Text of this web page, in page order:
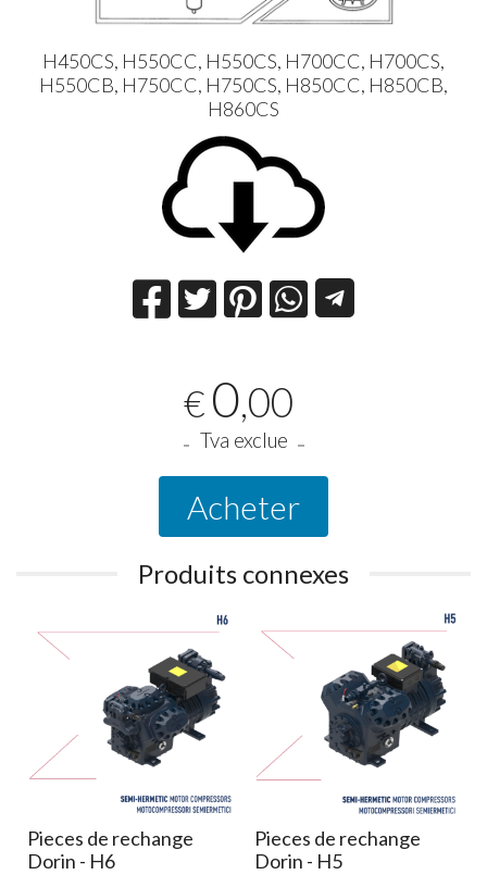
H450CS, H550CC, H550CS, H700CC, H700CS,
H550CB, H750CC, H750CS, H850CC, H850CB,
H860CS
€0,00
Tva exclue
Acheter
Produits connexes
Pieces de rechange
Dorin - H6
Pieces de rechange
Dorin - H5